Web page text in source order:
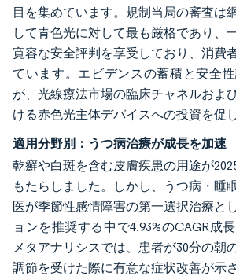
目を集めています。規制当局の審査は
して青色光に対して最も厳格であり、
寛容な安全評判を享受しており、消費
ています。エビデンスの蓄積と安全
が、光線療法市場の臨床チャネルおよ
ける赤色光主体デバイスへの投資を促
適用分野別：うつ病治療が成長を加速
乾癬や白斑を含む皮膚疾患の用途が
もたらしました。しかし、うつ病・睡
医が季節性感情障害の第一選択治療と
ョンを推奨する中で4.93%のCAGR成
メタアナリシスでは、患者が30分の朝
調節を受けた際に有意な症状改善が示